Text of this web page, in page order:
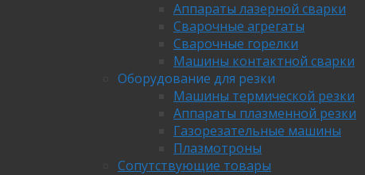
Аппараты лазерной сварки
Сварочные агрегаты
Сварочные горелки
Машины контактной сварки
Оборудование для резки
Машины термической резки
Аппараты плазменной резки
Газорезательные машины
Плазмотроны
Сопутствующие товары